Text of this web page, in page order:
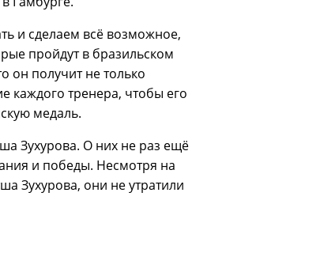
и сделаем всё возможное,
пройдут в бразильском
он получит не только
каждого тренера, чтобы его
медаль.
Зухурова. О них не раз ещё
и победы. Несмотря на
Зухурова, они не утратили